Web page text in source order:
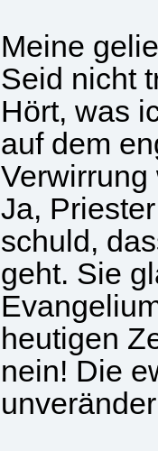
Meine
Seid nicht
Hört, was
auf dem
Ja,
schuld,
geht. Sie
heutigen
nein! Die